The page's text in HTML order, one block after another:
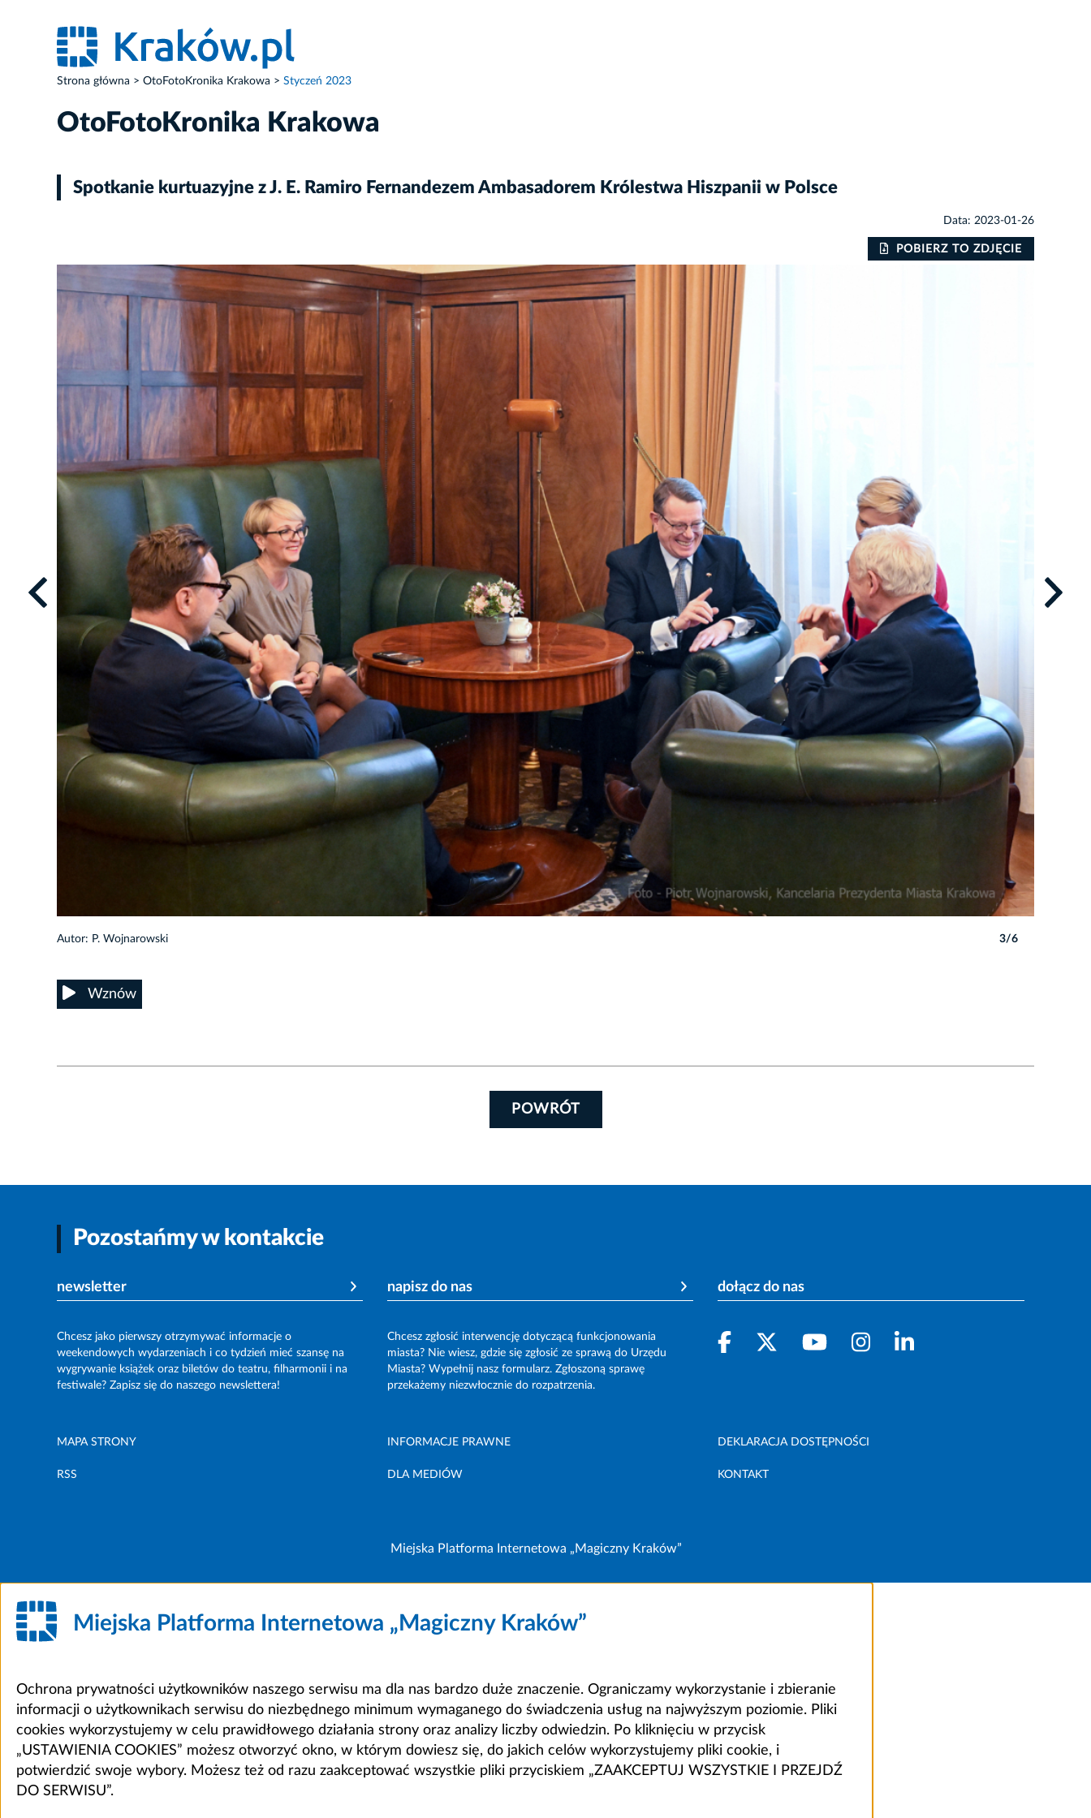
Strona główna OtoFotoKronika Krakowa Styczeń 2023
OtoFotoKronika Krakowa
Spotkanie kurtuazyjne z J. E. Ramiro Fernandezem Ambasadorem Królestwa Hiszpanii w Polsce
Data: 2023-01-26
POBIERZ TO ZDJĘCIE
Autor: P. Wojnarowski 3/6
Wznów
POWRÓT
Pozostańmy w kontakcie
newsletter
Chcesz jako pierwszy otrzymywać informacje o
weekendowych wydarzeniach i co tydzień mieć szansę na
wygrywanie książek oraz biletów do teatru, filharmonii i na
festiwale? Zapisz się do naszego newslettera!
napisz do nas
Chcesz zgłosić interwencję dotyczącą funkcjonowania
miasta? Nie wiesz, gdzie się zgłosić ze sprawą do Urzędu
Miasta? Wypełnij nasz formularz. Zgłoszoną sprawę
przekażemy niezwłocznie do rozpatrzenia.
dołącz do nas
MAPA STRONY INFORMACJE PRAWNE DEKLARACJA DOSTĘPNOŚCI
RSS DLA MEDIÓW KONTAKT
Miejska Platforma Internetowa „Magiczny Kraków”
Miejska Platforma Internetowa „Magiczny Kraków”
Ochrona prywatności użytkowników naszego serwisu ma dla nas bardzo duże znaczenie. Ograniczamy wykorzystanie i zbieranie
informacji o użytkownikach serwisu do niezbędnego minimum wymaganego do świadczenia usług na najwyższym poziomie. Pliki
cookies wykorzystujemy w celu prawidłowego działania strony oraz analizy liczby odwiedzin. Po kliknięciu w przycisk
„USTAWIENIA COOKIES” możesz otworzyć okno, w którym dowiesz się, do jakich celów wykorzystujemy pliki cookie, i
potwierdzić swoje wybory. Możesz też od razu zaakceptować wszystkie pliki przyciskiem „ZAAKCEPTUJ WSZYSTKIE I PRZEJDŹ
DO SERWISU”.